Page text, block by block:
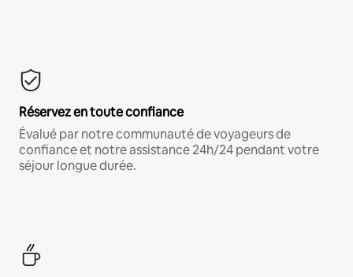
Réservez en toute confiance
Évalué par notre communauté de voyageurs de
confiance et notre assistance 24h/24 pendant votre
séjour longue durée.